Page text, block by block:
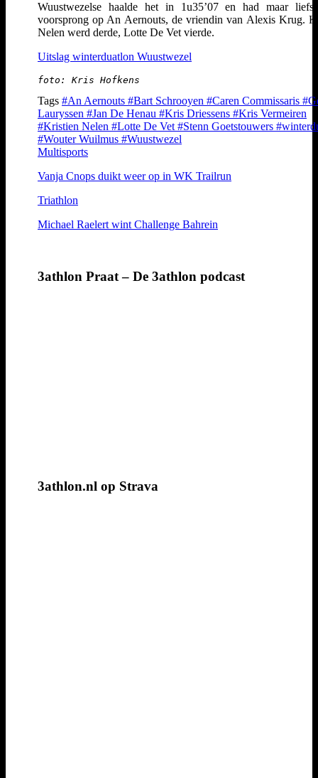
Wuustwezelse haalde het in 1u35’07 en had maar
voorsprong op An Aernouts, de vriendin van Alexis Krug.
Nelen werd derde, Lotte De Vet vierde.
Uitslag winterduatlon Wuustwezel
foto: Kris Hofkens
Tags #An Aernouts #Bart Schrooyen #Caren Commissaris
Lauryssen #Jan De Henau #Kris Driessens #Kris Vermeiren
#Kristien Nelen #Lotte De Vet #Stenn Goetstouwers
#Wouter Wuilmus #Wuustwezel
Multisports
Vanja Cnops duikt weer op in WK Trailrun
Triathlon
Michael Raelert wint Challenge Bahrein
3athlon Praat – De 3athlon podcast
3athlon.nl op Strava